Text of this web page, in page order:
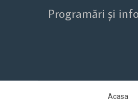
Programări şi
Acasa